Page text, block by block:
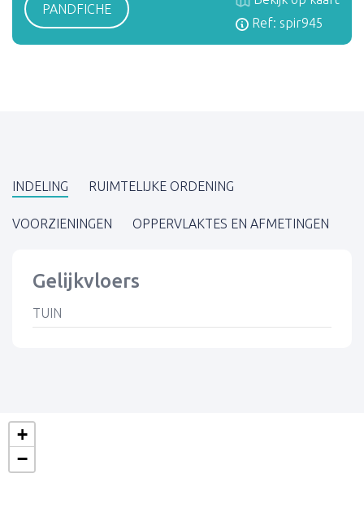
PANDFICHE
Ref: spir945
INDELING RUIMTELIJKE ORDENING
VOORZIENINGEN OPPERVLAKTES EN AFMETINGEN
Gelijkvloers
TUIN
+
−